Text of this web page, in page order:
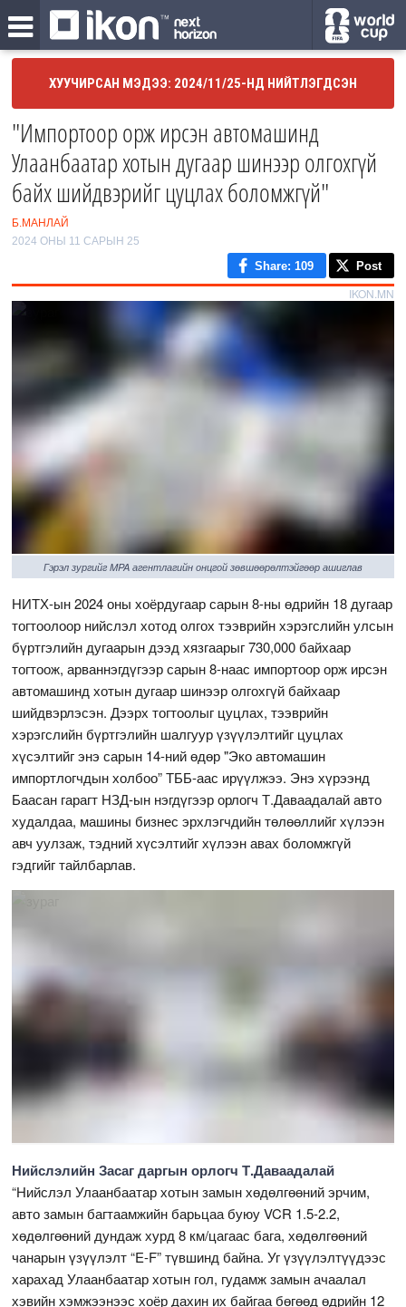
ХУУЧИРСАН МЭДЭЭ: 2024/11/25-НД НИЙТЛЭГДСЭН
"Импортоор орж ирсэн автомашинд
Улаанбаатар хотын дугаар шинээр олгохгүй
байх шийдвэрийг цуцлах боломжгүй"
Б.МАНЛАЙ
2024 ОНЫ 11 САРЫН 25
Share: 109 Post
IKON.MN
Гэрэл зургийг MPA агентлагийн онцгой зөвшөөрөлтэйгөөр ашиглав
НИТХ-ын 2024 оны хоёрдугаар сарын 8-ны өдрийн 18 дугаар
тогтоолоор нийслэл хотод олгох тээврийн хэрэгслийн улсын
бүртгэлийн дугаарын дээд хязгаарыг 730,000 байхаар
тогтоож, арваннэгдүгээр сарын 8-наас импортоор орж ирсэн
автомашинд хотын дугаар шинээр олгохгүй байхаар
шийдвэрлэсэн. Дээрх тогтоолыг цуцлах, тээврийн
хэрэгслийн бүртгэлийн шалгуур үзүүлэлтийг цуцлах
хүсэлтийг энэ сарын 14-ний өдөр "Эко автомашин
импортлогчдын холбоо” ТББ-аас ирүүлжээ. Энэ хүрээнд
Баасан гарагт НЗД-ын нэгдүгээр орлогч Т.Даваадалай авто
худалдаа, машины бизнес эрхлэгчдийн төлөөллийг хүлээн
авч уулзаж, тэдний хүсэлтийг хүлээн авах боломжгүй
гэдгийг тайлбарлав.
Нийслэлийн Засаг даргын орлогч Т.Даваадалай
“Нийслэл Улаанбаатар хотын замын хөдөлгөөний эрчим,
авто замын багтаамжийн барьцаа буюу VCR 1.5-2.2,
хөдөлгөөний дундаж хурд 8 км/цагаас бага, хөдөлгөөний
чанарын үзүүлэлт “E-F” түвшинд байна. Уг үзүүлэлтүүдээс
харахад Улаанбаатар хотын гол, гудамж замын ачаалал
хэвийн хэмжээнээс хоёр дахин их байгаа бөгөөд өдрийн 12